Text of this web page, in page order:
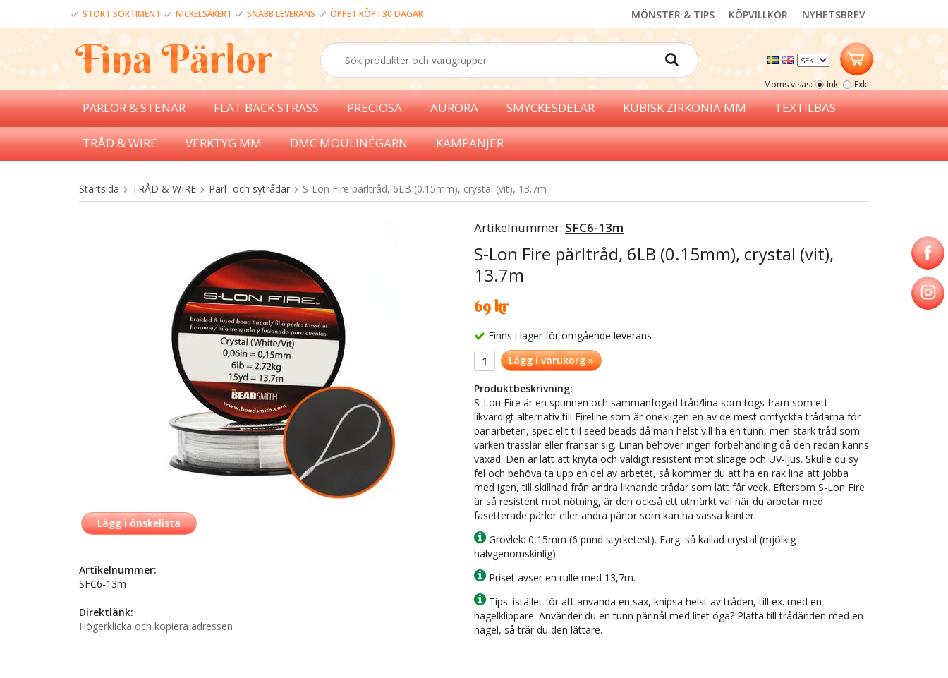
STORT SORTIMENT NICKELSÄKERT SNABB LEVERANS ÖPPET KÖP I 30 DAGAR NYHETSBREV
KÖPVILLKOR
MÖNSTER & TIPS
Moms visas: Inkl Exkl
PÄRLOR & STENAR FLAT BACK STRASS PRECIOSA AURORA SMYCKESDELAR KUBISK ZIRKONIA MM TEXTILBAS
TRÅD & WIRE VERKTYG MM DMC MOULINÉGARN KAMPANJER
Startsida TRÅD & WIRE Pärl- och sytrådar S-Lon Fire pärltråd, 6LB (0.15mm), crystal (vit), 13.7m
Artikelnummer: SFC6-13m
S-Lon Fire pärltråd, 6LB (0.15mm), crystal (vit),
13.7m
69 kr
Finns i lager för omgående leverans
Lägg i varukorg »
Produktbeskrivning:
S-Lon Fire är en spunnen och sammanfogad tråd/lina som togs fram som ett
likvärdigt alternativ till Fireline som är onekligen en av de mest omtyckta trådarna för
pärlarbeten, speciellt till seed beads då man helst vill ha en tunn, men stark tråd som
varken trasslar eller fransar sig. Linan behöver ingen förbehandling då den redan känns
vaxad. Den är lätt att knyta och väldigt resistent mot slitage och UV-ljus. Skulle du sy
fel och behöva ta upp en del av arbetet, så kommer du att ha en rak lina att jobba
med igen, till skillnad från andra liknande trådar som lätt får veck. Eftersom S-Lon Fire
är så resistent mot nötning, är den också ett utmärkt val när du arbetar med
fasetterade pärlor eller andra pärlor som kan ha vassa kanter.
Grovlek: 0,15mm (6 pund styrketest). Färg: så kallad crystal (mjölkig
halvgenomskinlig).
Priset avser en rulle med 13,7m.
Tips: istället för att använda en sax, knipsa helst av tråden, till ex. med en
nagelklippare. Använder du en tunn pärlnål med litet öga? Platta till trådänden med en
nagel, så trär du den lättare.
Lägg i önskelista
Artikelnummer:
SFC6-13m
Direktlänk:
Högerklicka och kopiera adressen